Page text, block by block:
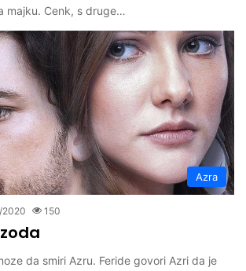
majku. Cenk, s druge…
Azra
2020 150
da smiri Azru. Feride govori Azri da je